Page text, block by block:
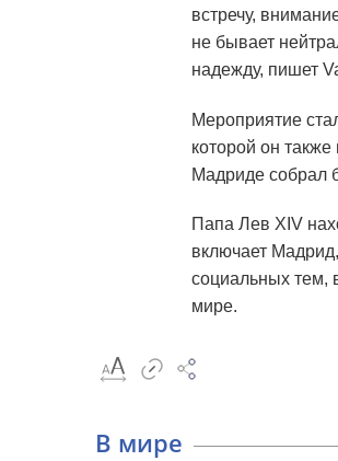
встречу,
не бывает
надежду, пишет
Мероприятие
которой он
Мадриде собрал
Папа Лев XIV
включает
социальных тем,
мире.
В мире